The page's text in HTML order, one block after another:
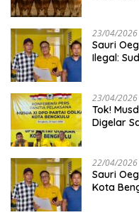
23/04/2026
Sauri
Ilegal:
23/04/2026
‎Tok!
Digelar
22/04/2026
Sauri
Kota